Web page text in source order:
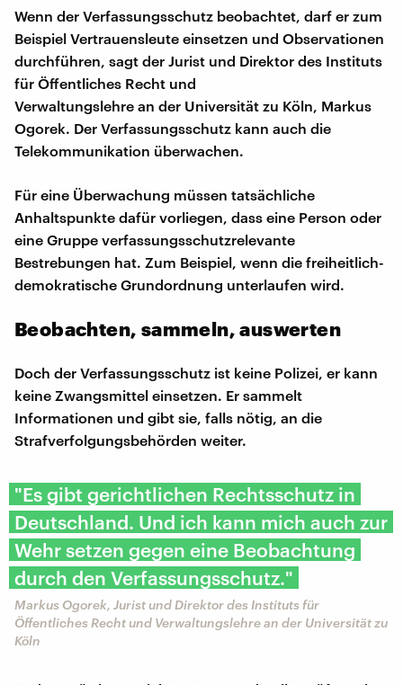
Wenn der Verfassungsschutz beobachtet, darf er zum
Beispiel Vertrauensleute einsetzen und Observationen
durchführen, sagt der Jurist und Direktor des Instituts
für Öffentliches Recht und
Verwaltungslehre an der Universität zu Köln, Markus
Ogorek. Der Verfassungsschutz kann auch die
Telekommunikation überwachen.
Für eine Überwachung müssen tatsächliche
Anhaltspunkte dafür vorliegen, dass eine Person oder
eine Gruppe verfassungsschutzrelevante
Bestrebungen hat. Zum Beispiel, wenn die freiheitlich-
demokratische Grundordnung unterlaufen wird.
Beobachten, sammeln, auswerten
Doch der Verfassungsschutz ist keine Polizei, er kann
keine Zwangsmittel einsetzen. Er sammelt
Informationen und gibt sie, falls nötig, an die
Strafverfolgungsbehörden weiter.
"Es gibt gerichtlichen Rechtsschutz in
Deutschland. Und ich kann mich auch zur
Wehr setzen gegen eine Beobachtung
durch den Verfassungsschutz."
Markus Ogorek, Jurist und Direktor des Instituts für
Öffentliches Recht und Verwaltungslehre an der Universität zu
Köln